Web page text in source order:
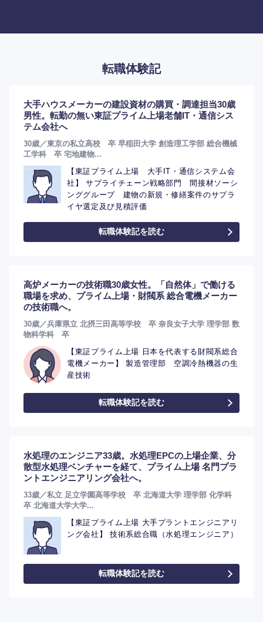
転職体験記
大手ハウスメーカーの建設資材の購買・調達担当30歳
男性。転勤の無い東証プライム上場老舗IT・通信シス
テム会社へ
30歳／東京の私立高校 卒 早稲田大学 創造理工学部 総合機械
工学科 卒 宅地建物...
【東証プライム上場 大手IT・通信システム会
社】 サプライチェーン戦略部門 間接材ソーシ
ンググループ 建物の新規・修繕案件のサプラ
イヤ選定及び見積評価
転職体験記を読む
高炉メーカーの技術職30歳女性。「自然体」で働ける
職場を求め、プライム上場・財閥系 総合電機メーカー
の技術職へ。
30歳／兵庫県立 北摂三田高等学校 卒 奈良女子大学 理学部 数
物科学科 卒
【東証プライム上場 日本を代表する財閥系総合
電機メーカー】 製造管理部 空調冷熱機器の生
産技術
転職体験記を読む
水処理のエンジニア33歳。水処理EPCの上場企業、分
散型水処理ベンチャーを経て、プライム上場 名門プラ
ントエンジニアリング会社へ。
33歳／私立 足立学園高等学校 卒 北海道大学 理学部 化学科
卒 北海道大学大学...
【東証プライム上場 大手プラントエンジニアリ
ング会社】 技術系総合職（水処理エンジニア）
転職体験記を読む